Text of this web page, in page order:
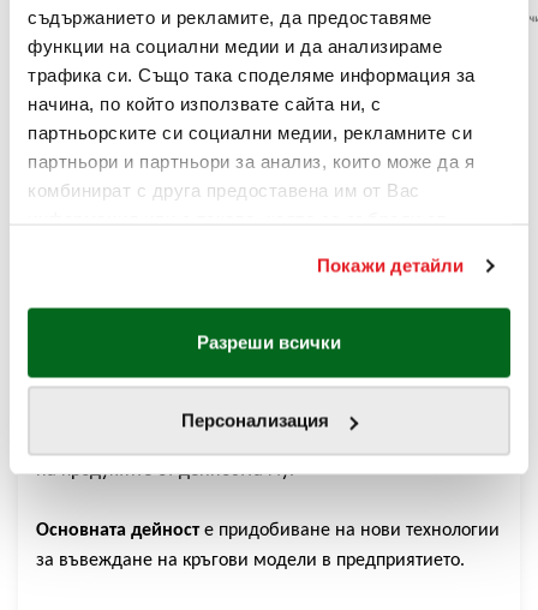
съдържанието и рекламите, да предоставяме
функции на социални медии и да анализираме
трафика си. Също така споделяме информация за
начина, по който използвате сайта ни, с
партньорските си социални медии, рекламните си
партньори и партньори за анализ, които може да я
комбинират с друга предоставена им от Вас
За информация отностно Вашите права и за това как
обработваме Вашите данни, моля посетете
Политика за бисквитки.
Покажи детайли
Разреши всички
Персонализация
ХЕПИ ЛЕЙДИ ЕООДсключи договор № BG-RRP-3.008-
0250-C01за предоставяне на финансова безвъзмездна
помощ по процедура BG-RRP-3.008 „Подкрепа за
прехода към кръгова икономика в предприятията“.
на проекта е да допринесе за
предприятие от производствения сектор за въвеждане
на кръгови модели за използване на ресурсите и
внедряване на неутрални по отношение на климата
на продуктите от дейността му.
Основната дейносте придобиване на нови технологии
за въвеждане на кръгови модели в предприятието.